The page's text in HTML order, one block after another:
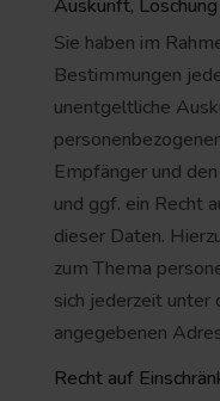
Auskunft,
Sie haben im
Bestimmungen
unentgeltliche
Empfänger und
und ggf. ein Recht
dieser Daten.
zum Thema
sich jederzeit unter
angegebenen
Recht auf